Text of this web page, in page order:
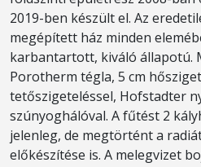
2019-ben készült el. Az
megépített ház minden
karbantartott, kiváló állapotú.
Porotherm tégla, 5 cm
tetőszigeteléssel, Hofstadter
szúnyoghálóval. A fűtést 2
jelenleg, de megtörtént a
előkészítése is. A melegvizet